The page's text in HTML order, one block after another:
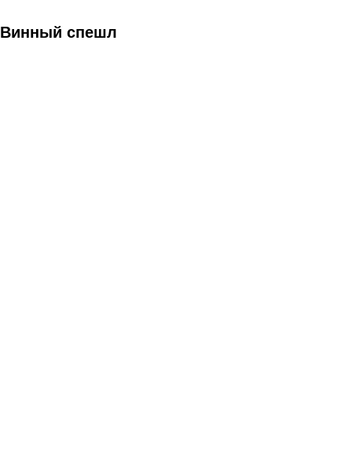
Винный спешл